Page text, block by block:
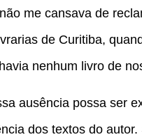
me cansava de
de Curitiba,
nenhum livro de
ausência possa ser
dos textos do autor.